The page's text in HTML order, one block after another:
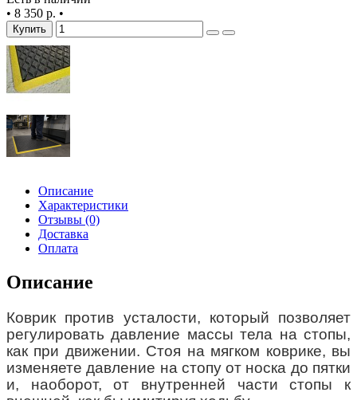
• 8 350 р. •
Купить
Описание
Характеристики
Отзывы (0)
Доставка
Оплата
Описание
Коврик против усталости, который позволяет
регулировать давление массы тела на стопы,
как при движении. Стоя на мягком коврике, вы
изменяете давление на стопу от носка до пятки
и, наоборот, от внутренней части стопы к